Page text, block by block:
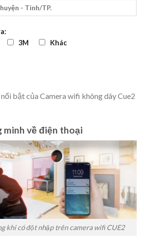
3M Khác
bật của Camera wifi không dây Cue2
minh về điện thoại
khi có đột nhập trên camera wifi CUE2